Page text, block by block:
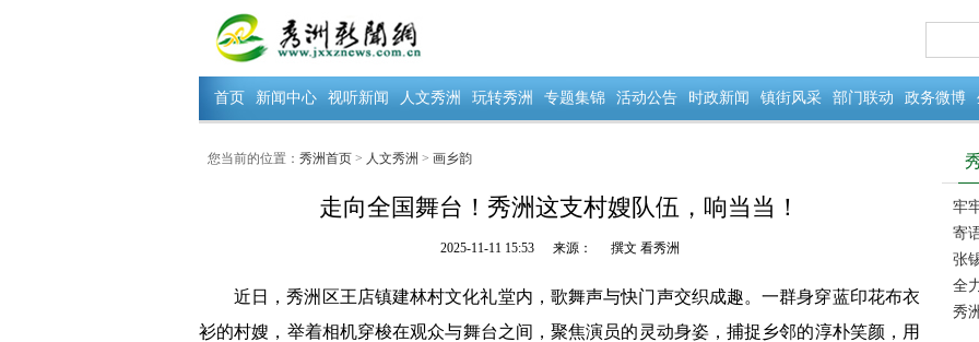
首页 新闻中心 视听新闻 人文秀洲 玩转秀洲 专题集锦 活动公告 时政新闻 镇街风采 部门联动 政务微博
您当前的位置： 秀洲首页 > 人文秀洲 > 画乡韵
走向全国舞台！秀洲这支村嫂队伍，响当当！
2025-11-11 15:53 来源： 撰文 看秀洲
近日，秀洲区王店镇建林村文化礼堂内，歌舞声与快门声交织成趣。一群身穿蓝印花布衣
衫的村嫂，举着相机穿梭在观众与舞台之间，聚焦演员的灵动身姿，捕捉乡邻的淳朴笑颜，用
牢
收
寄
者
张
调
全
秀